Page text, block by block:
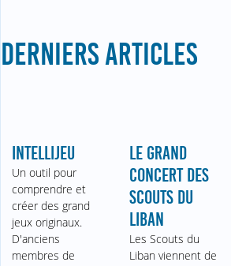
DERNIERS ARTICLES
INTELLIJEU
Un outil pour
comprendre et
créer des grand
jeux originaux.
D'anciens
membres de
LE GRAND
CONCERT DES
SCOUTS DU
LIBAN
Les Scouts du
Liban viennent de